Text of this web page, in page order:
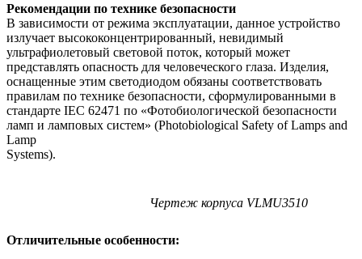
Рекомендации по технике безопасности
В зависимости от режима эксплуатации, данное устройство
излучает высококонцентрированный, невидимый
ультрафиолетовый световой поток, который может
представлять опасность для человеческого глаза. Изделия,
оснащенные этим светодиодом обязаны соответствовать
правилам по технике безопасности, сформулированными в
стандарте IEC 62471 по «Фотобиологической безопасности
ламп и ламповых систем» (Photobiological Safety of Lamps and
Lamp
Systems).
Чертеж корпуса VLMU3510
Отличительные особенности: